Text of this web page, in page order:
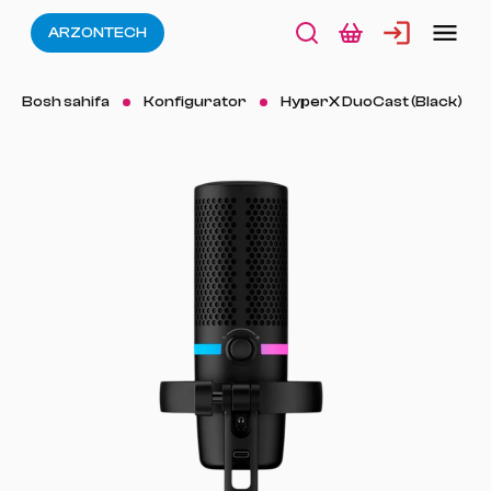
ARZONTECH
Bosh sahifa Konfigurator HyperX DuoCast (Black)